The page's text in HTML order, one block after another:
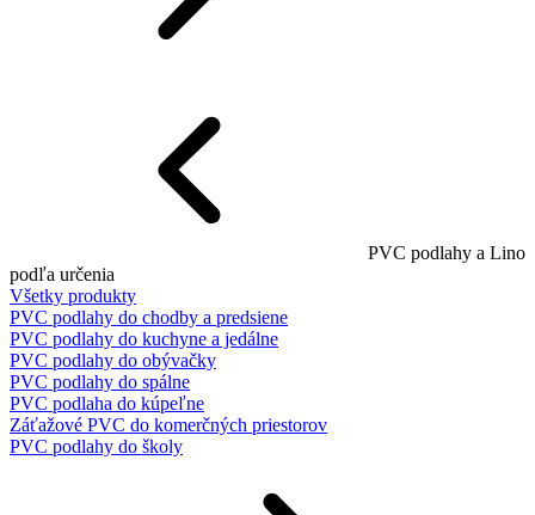
PVC podlahy a Lino
podľa určenia
Všetky produkty
PVC podlahy do chodby a predsiene
PVC podlahy do kuchyne a jedálne
PVC podlahy do obývačky
PVC podlahy do spálne
PVC podlaha do kúpeľne
Záťažové PVC do komerčných priestorov
PVC podlahy do školy